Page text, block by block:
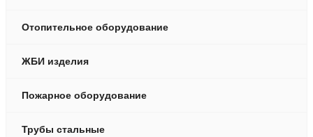
Отопительное оборудование
ЖБИ изделия
Пожарное оборудование
Трубы стальные